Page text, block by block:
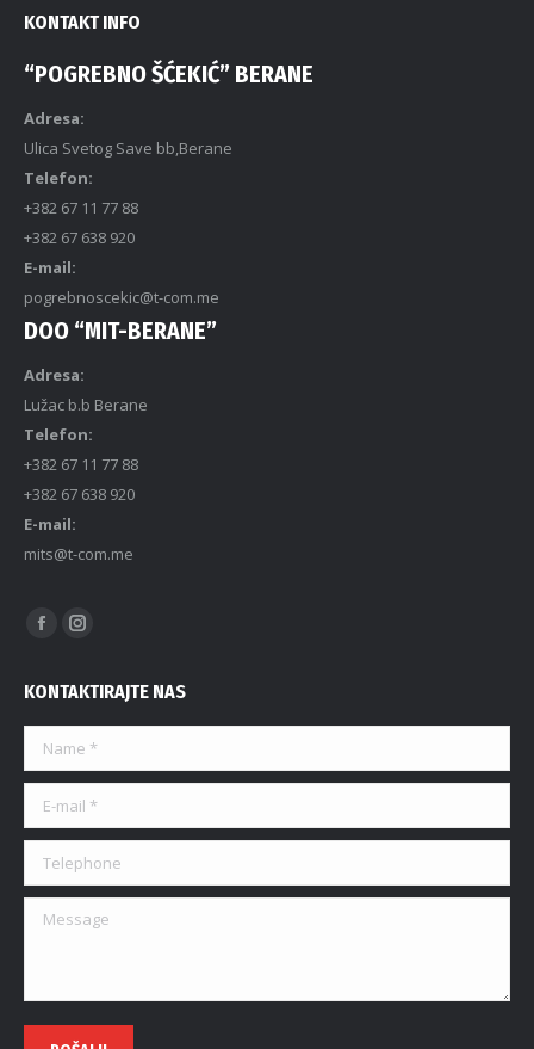
KONTAKT INFO
“POGREBNO ŠĆEKIĆ” BERANE
Adresa:
Ulica Svetog Save bb,Berane
Telefon:
+382 67 11 77 88
+382 67 638 920
E-mail:
pogrebnoscekic@t-com.me
DOO “MIT-BERANE”
Adresa:
Lužac b.b Berane
Telefon:
+382 67 11 77 88
+382 67 638 920
E-mail:
mits@t-com.me
Find us on:
KONTAKTIRAJTE NAS
Name *
E-mail *
Telephone
Message